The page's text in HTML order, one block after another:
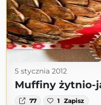
5 stycznia 2012
Muffiny żytnio-
77 1 Zapisz